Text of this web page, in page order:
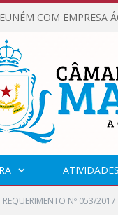
REQUERIMENTO Nº 053/2017